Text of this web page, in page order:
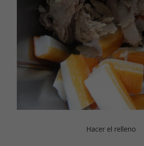
Hacer el relleno